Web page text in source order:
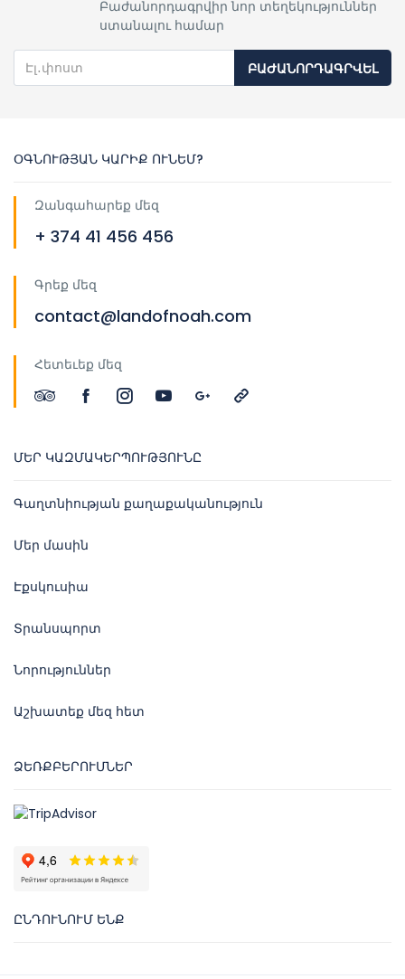
Բաժանորդագրվիր նոր տեղեկություններ
ստանալու համար
ԲԱԺԱՆՈՐԴԱԳՐՎԵԼ
ՕԳՆՈՒԹՅԱՆ ԿԱՐԻՔ ՈՒՆԵՄ?
Զանգահարեք մեզ
+ 374 41 456 456
Գրեք մեզ
contact@landofnoah.com
Հետեւեք մեզ
ՄԵՐ ԿԱԶՄԱԿԵՐՊՈՒԹՅՈՒՆԸ
Գաղտնիության քաղաքականություն
Մեր մասին
Էքսկուսիա
Տրանսպորտ
Նորություններ
Աշխատեք մեզ հետ
ՁԵՌՔԲԵՐՈՒՄՆԵՐ
ԸՆԴՈՒՆՈՒՄ ԵՆՔ